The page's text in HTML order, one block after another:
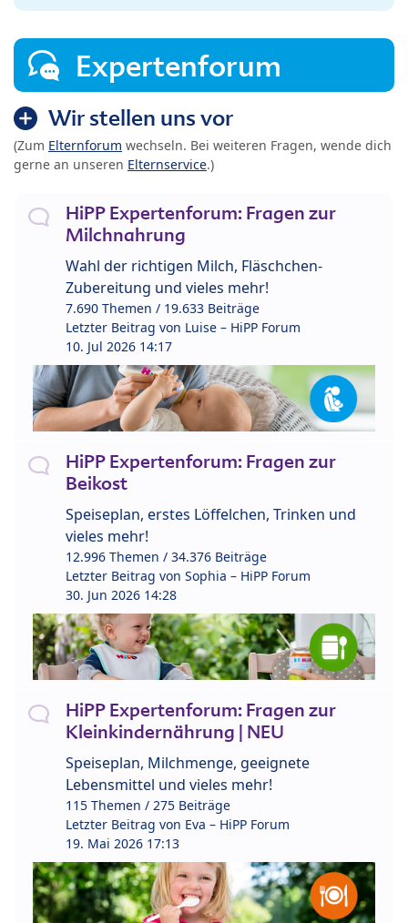
Expertenforum
Wir stellen uns vor
(Zum Elternforum wechseln. Bei weiteren Fragen, wende dich
gerne an unseren Elternservice.)
HiPP Expertenforum: Fragen zur
Milchnahrung
Wahl der richtigen Milch, Fläschchen-
Zubereitung und vieles mehr!
7.690 Themen / 19.633 Beiträge
Letzter Beitrag von Luise – HiPP Forum
10. Jul 2026 14:17
HiPP Expertenforum: Fragen zur
Beikost
Speiseplan, erstes Löffelchen, Trinken und
vieles mehr!
12.996 Themen / 34.376 Beiträge
Letzter Beitrag von Sophia – HiPP Forum
30. Jun 2026 14:28
HiPP Expertenforum: Fragen zur
Kleinkindernährung | NEU
Speiseplan, Milchmenge, geeignete
Lebensmittel und vieles mehr!
115 Themen / 275 Beiträge
Letzter Beitrag von Eva – HiPP Forum
19. Mai 2026 17:13